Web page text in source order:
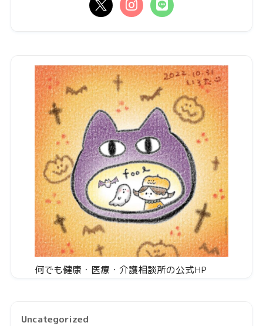
何でも健康・医療・介護相談所の公式HP
Uncategorized